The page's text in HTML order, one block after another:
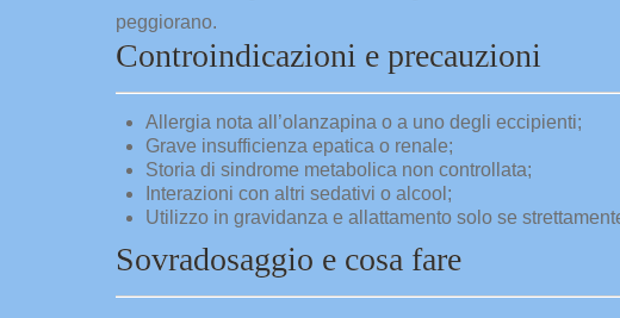
peggiorano.
Controindicazioni e precauzioni
Allergia nota all’olanzapina o a uno degli eccipienti;
Grave insufficienza epatica o renale;
Storia di sindrome metabolica non controllata;
Interazioni con altri sedativi o alcool;
Utilizzo in gravidanza e allattamento solo se
Sovradosaggio e cosa fare